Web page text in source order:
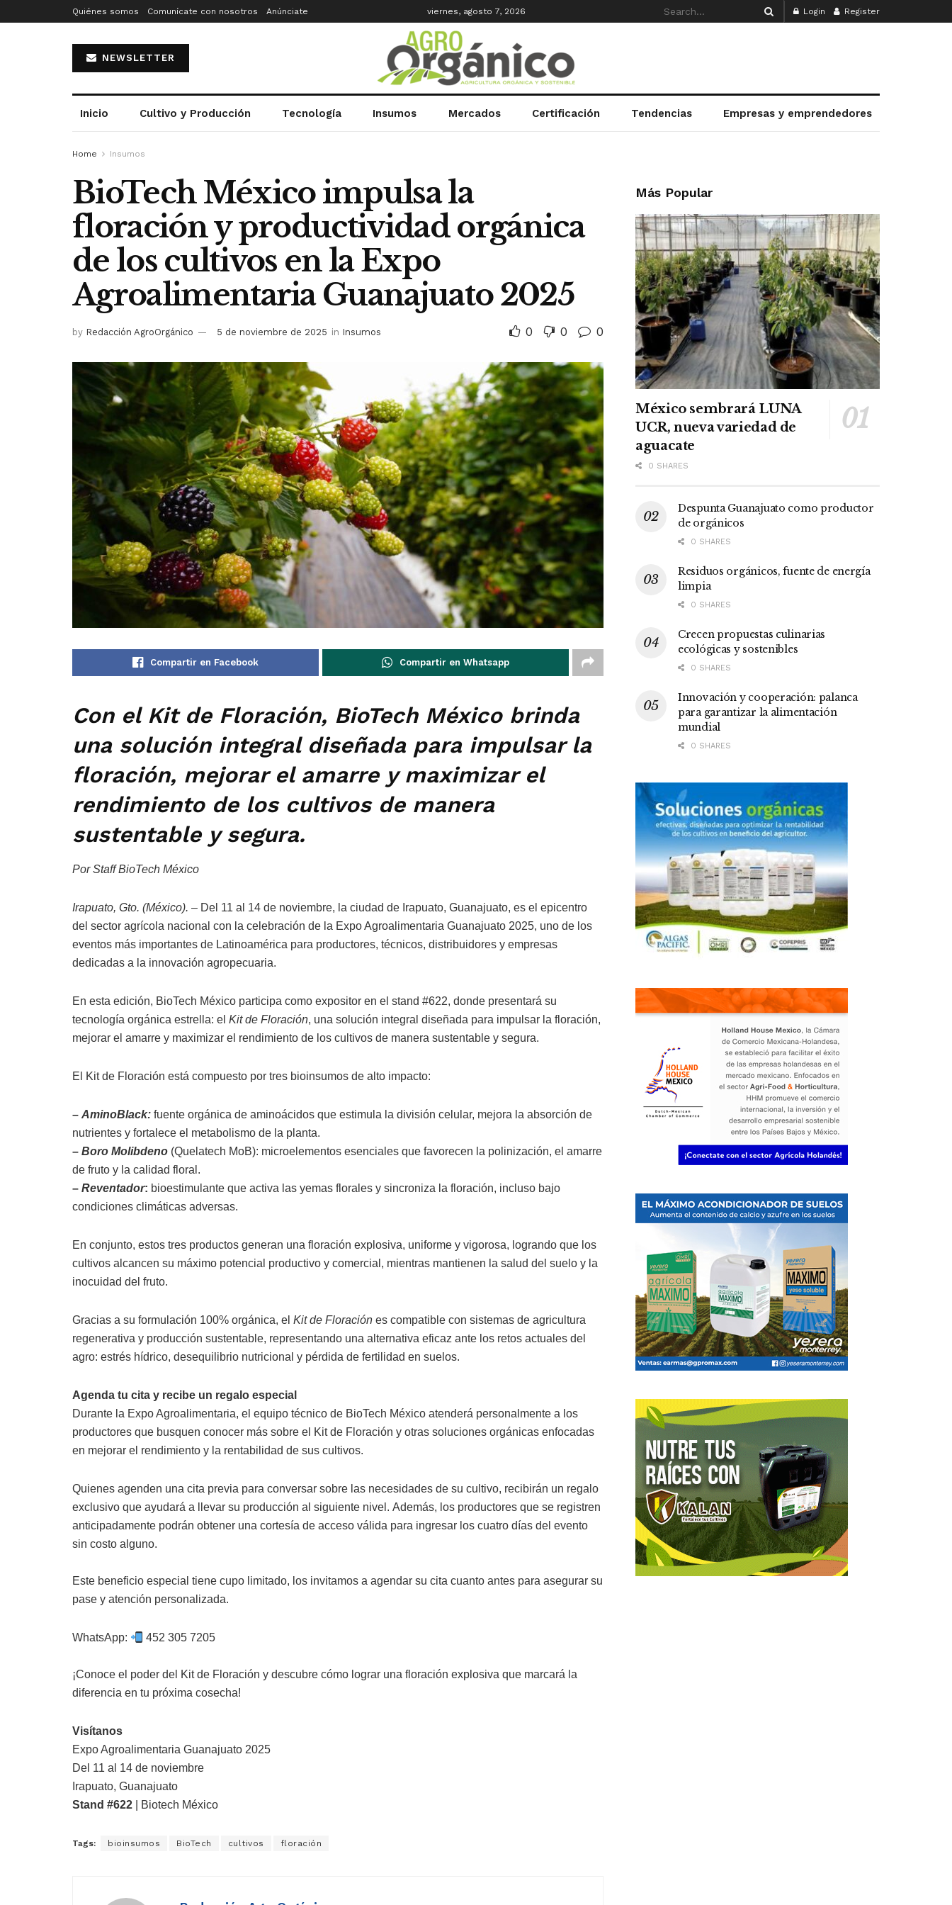
Quiénes somos Comunícate con nosotros Anúnciate viernes, agosto 7, 2026 Login Register
NEWSLETTER
Inicio Cultivo y Producción Tecnología Insumos Mercados Certificación Tendencias Empresas y emprendedores
Home Insumos
BioTech México impulsa la
floración y productividad orgánica
de los cultivos en la Expo
Agroalimentaria Guanajuato 2025
by Redacción AgroOrgánico 5 de noviembre de 2025 in Insumos 0 0 0
Compartir en Facebook Compartir en Whatsapp
Con el Kit de Floración, BioTech México brinda
una solución integral diseñada para impulsar la
floración, mejorar el amarre y maximizar el
rendimiento de los cultivos de manera
sustentable y segura.
Por Staff BioTech México
Irapuato, Gto. (México). – Del 11 al 14 de noviembre, la ciudad de Irapuato, Guanajuato, es el epicentro
del sector agrícola nacional con la celebración de la Expo Agroalimentaria Guanajuato 2025, uno de los
eventos más importantes de Latinoamérica para productores, técnicos, distribuidores y empresas
dedicadas a la innovación agropecuaria.
En esta edición, BioTech México participa como expositor en el stand #622, donde presentará su
tecnología orgánica estrella: el Kit de Floración, una solución integral diseñada para impulsar la floración,
mejorar el amarre y maximizar el rendimiento de los cultivos de manera sustentable y segura.
El Kit de Floración está compuesto por tres bioinsumos de alto impacto:
– AminoBlack: fuente orgánica de aminoácidos que estimula la división celular, mejora la absorción de
nutrientes y fortalece el metabolismo de la planta.
– Boro Molibdeno (Quelatech MoB): microelementos esenciales que favorecen la polinización, el amarre
de fruto y la calidad floral.
– Reventador: bioestimulante que activa las yemas florales y sincroniza la floración, incluso bajo
condiciones climáticas adversas.
En conjunto, estos tres productos generan una floración explosiva, uniforme y vigorosa, logrando que los
cultivos alcancen su máximo potencial productivo y comercial, mientras mantienen la salud del suelo y la
inocuidad del fruto.
Gracias a su formulación 100% orgánica, el Kit de Floración es compatible con sistemas de agricultura
regenerativa y producción sustentable, representando una alternativa eficaz ante los retos actuales del
agro: estrés hídrico, desequilibrio nutricional y pérdida de fertilidad en suelos.
Agenda tu cita y recibe un regalo especial
Durante la Expo Agroalimentaria, el equipo técnico de BioTech México atenderá personalmente a los
productores que busquen conocer más sobre el Kit de Floración y otras soluciones orgánicas enfocadas
en mejorar el rendimiento y la rentabilidad de sus cultivos.
Quienes agenden una cita previa para conversar sobre las necesidades de su cultivo, recibirán un regalo
exclusivo que ayudará a llevar su producción al siguiente nivel. Además, los productores que se registren
anticipadamente podrán obtener una cortesía de acceso válida para ingresar los cuatro días del evento
sin costo alguno.
Este beneficio especial tiene cupo limitado, los invitamos a agendar su cita cuanto antes para asegurar su
pase y atención personalizada.
WhatsApp: 452 305 7205
¡Conoce el poder del Kit de Floración y descubre cómo lograr una floración explosiva que marcará la
diferencia en tu próxima cosecha!
Visítanos
Expo Agroalimentaria Guanajuato 2025
Del 11 al 14 de noviembre
Irapuato, Guanajuato
Stand #622
| Biotech México
Tags: bioinsumos BioTech cultivos floración
Más Popular
México sembrará LUNA
UCR, nueva variedad de
aguacate
0 SHARES
Despunta Guanajuato como productor
de orgánicos
0 SHARES
Residuos orgánicos, fuente de energía
limpia
0 SHARES
Crecen propuestas culinarias
ecológicas y sostenibles
0 SHARES
Innovación y cooperación: palanca
para garantizar la alimentación
mundial
0 SHARES